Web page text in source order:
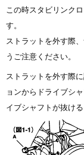
この時スタビリンク
す。
ストラットを外す際
うご注意ください。
ストラットを外す際
ョンからドライブシャ
イブシャフトが抜け